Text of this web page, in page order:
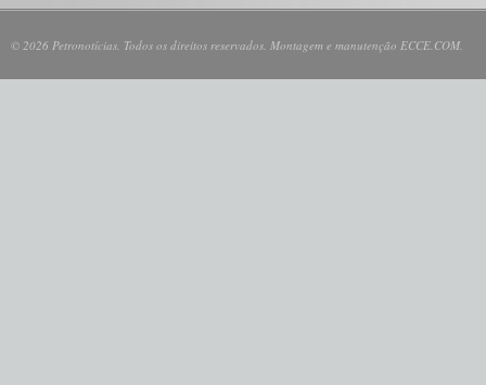
© 2026 Petronotícias. Todos os direitos reservados. Montagem e manutenção ECCE.COM.